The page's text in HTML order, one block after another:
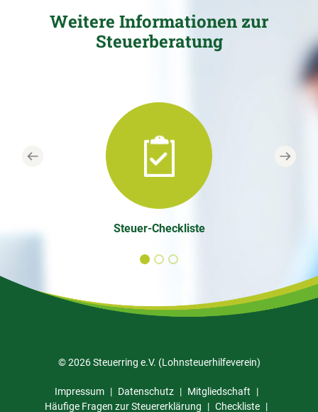
Weitere Informationen zur
Steuerberatung
Steuer-Checkliste
Previous Next
© 2026 Steuerring e.V. (Lohnsteuerhilfeverein)
Impressum Datenschutz
Mitgliedschaft
Häufige Fragen zur Steuererklärung
Checkliste